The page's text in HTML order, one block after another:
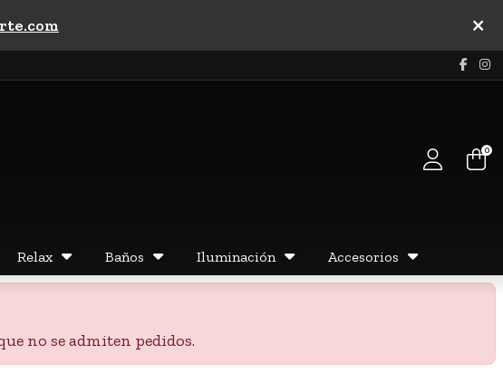
0
Relax Baños Iluminación Accesorios
no se admiten pedidos.